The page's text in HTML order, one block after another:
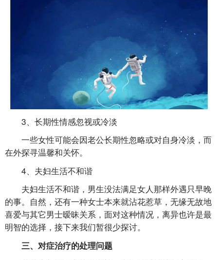
3、长期性情感忽视或冷淡
一些女性可能会因老公长期性忽略或对自身冷淡，而
在外探寻温馨和关怀。
4、夫妇生活不和谐
夫妇生活不和谐，男生没法满足女人那样外遇只早晚
的事。自然，还有一种女士本来就沾花惹草，无缘无故地
喜爱与其它男士暧昧关系，面对这种情况，离异也许是最
明智的选择，接下来我们暂很少探讨。
三、对症治疗的处理问题